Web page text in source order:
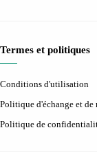
Termes et politiques
Conditions d'utilisation
Politique d'échange et de
Politique de